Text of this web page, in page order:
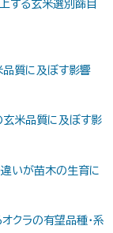
する玄米選別篩目
品質に及ぼす影響
玄米品質に及ぼす影
いが苗木の生育に
クラの有望品種・系